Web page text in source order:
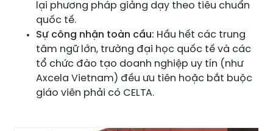
lại phương pháp giảng dạy theo tiêu chuẩn
quốc tế.
Sự công nhận toàn cầu: Hầu hết các trung
tâm ngữ lớn, trường đại học quốc tế và các
tổ chức đào tạo doanh nghiệp uy tín (như
Axcela Vietnam) đều ưu tiên hoặc bắt buộc
giáo viên phải có CELTA.